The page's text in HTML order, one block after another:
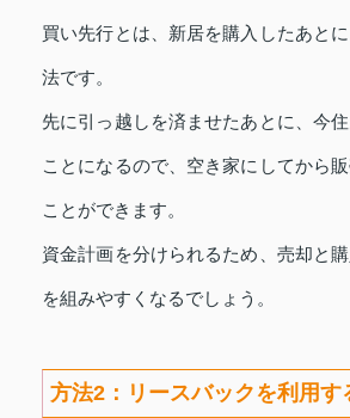
買い先行とは、新居を購入したあと
法です。
先に引っ越しを済ませたあとに、今
ことになるので、空き家にしてから
ことができます。
資金計画を分けられるため、売却と
を組みやすくなるでしょう。
方法2：リースバックを利用す